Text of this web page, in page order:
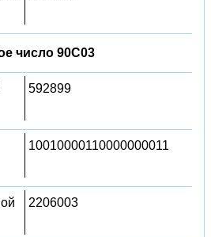
число 90C03
592899
10010000110000000011
2206003